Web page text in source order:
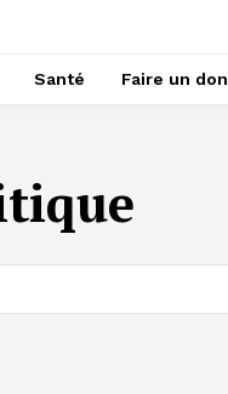
Santé Faire un don